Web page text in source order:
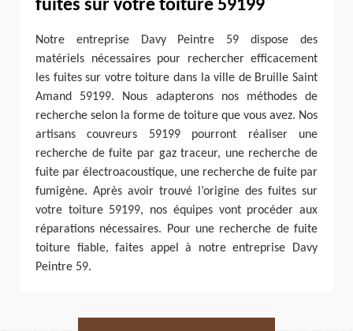
fuites sur votre toiture 59199
Notre entreprise Davy Peintre 59 dispose des
matériels nécessaires pour rechercher efficacement
les fuites sur votre toiture dans la ville de Bruille Saint
Amand 59199. Nous adapterons nos méthodes de
recherche selon la forme de toiture que vous avez. Nos
artisans couvreurs 59199 pourront réaliser une
recherche de fuite par gaz traceur, une recherche de
fuite par électroacoustique, une recherche de fuite par
fumigène. Après avoir trouvé l’origine des fuites sur
votre toiture 59199, nos équipes vont procéder aux
réparations nécessaires. Pour une recherche de fuite
toiture fiable, faites appel à notre entreprise Davy
Peintre 59.